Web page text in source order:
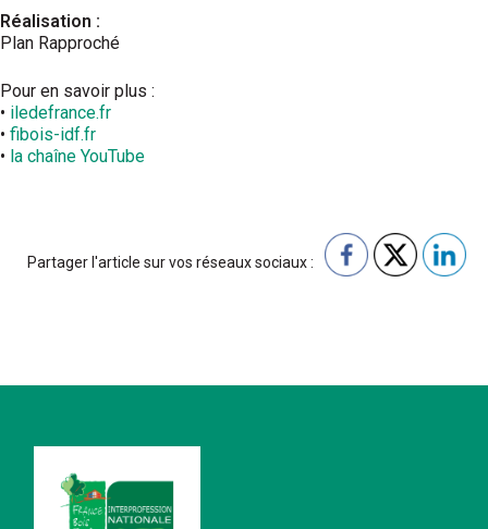
Réalisation :
Plan Rapproché
Pour en savoir plus :
• iledefrance.fr
• fibois-idf.fr
• la chaîne YouTube
Partager l'article sur vos réseaux sociaux :